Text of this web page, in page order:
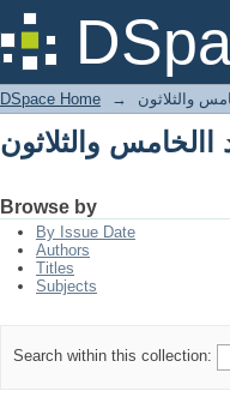
االخامس والثلاثون
DSpace Home → والثلاثون
االخامس والثلاثون
Browse by
By Issue Date
Authors
Titles
Subjects
Search within this collection: